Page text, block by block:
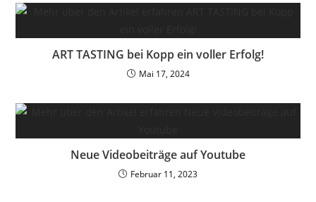
ART TASTING bei Kopp ein voller Erfolg!
Mai 17, 2024
Neue Videobeiträge auf Youtube
Februar 11, 2023